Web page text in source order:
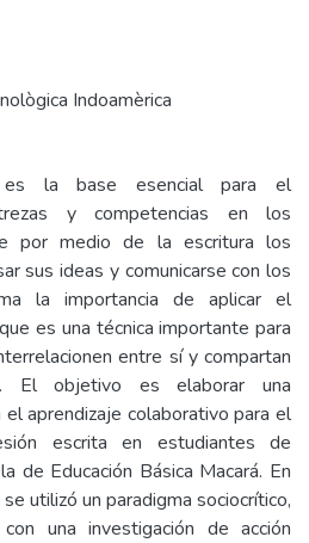
Indoamèrica
es la base esencial para el
y competencias en los
por medio de la escritura los
sus ideas y comunicarse con los
la importancia de aplicar el
es una técnica importante para
entre sí y compartan
El objetivo es elaborar una
aprendizaje colaborativo para el
escrita en estudiantes de
de Educación Básica Macará. En
utilizó un paradigma sociocrítico,
una investigación de acción